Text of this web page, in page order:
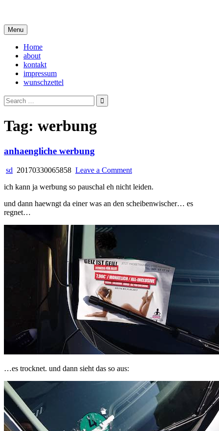
content
Menu
Home
about
kontakt
impressum
wunschzettel
Search
for:
Tag: werbung
anhaengliche werbung
sd 20170330065858 Leave a Commenton
werbung
ich kann ja werbung so pauschal eh nicht leiden.
und dann haewngt da einer was an den scheibenwischer… es
regnet…
…es trocknet. und dann sieht das so aus: